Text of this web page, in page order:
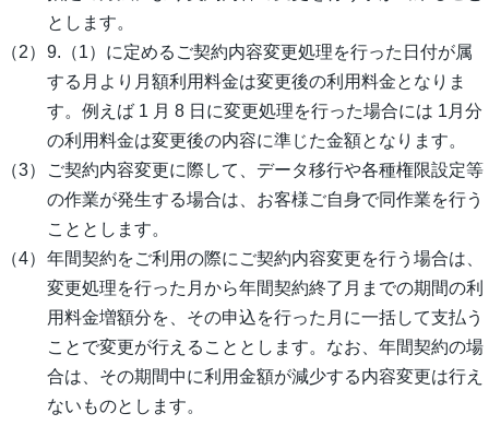
とします。
9.（1）に定めるご契約内容変更処理を行った日付が属
する月より月額利用料金は変更後の利用料金となりま
す。例えば 1 月 8 日に変更処理を行った場合には 1月分
の利用料金は変更後の内容に準じた金額となります。
ご契約内容変更に際して、データ移行や各種権限設定等
の作業が発生する場合は、お客様ご自身で同作業を行う
こととします。
年間契約をご利用の際にご契約内容変更を行う場合は、
変更処理を行った月から年間契約終了月までの期間の利
用料金増額分を、その申込を行った月に一括して支払う
ことで変更が行えることとします。なお、年間契約の場
合は、その期間中に利用金額が減少する内容変更は行え
ないものとします。